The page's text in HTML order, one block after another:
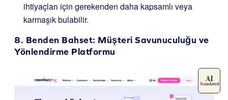
ihtiyaçları için gerekenden daha kapsamlı veya
karmaşık bulabilir.
8. Benden Bahset: Müşteri Savunuculuğu ve
Yönlendirme Platformu